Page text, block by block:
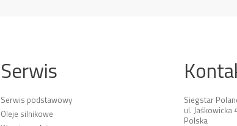
Serwis
Serwis podstawowy
Oleje silnikowe
Siegstar
ul. Jaśkowicka
Polska